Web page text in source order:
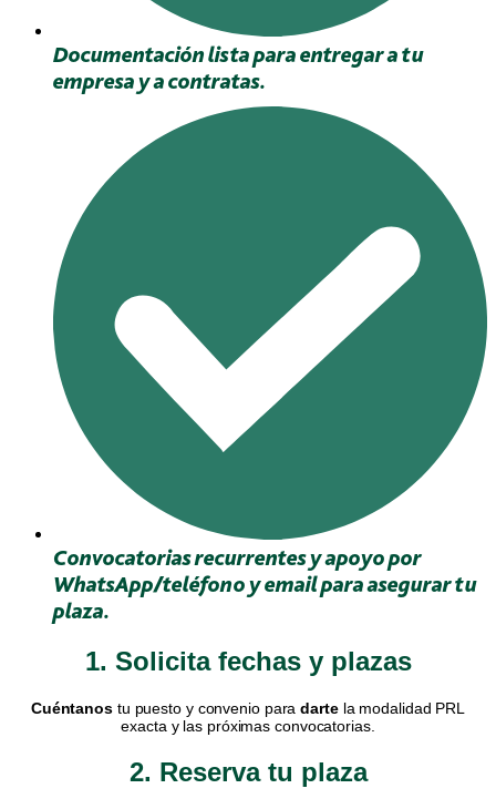
Documentación lista para entregar a tu
empresa y a contratas.
Convocatorias recurrentes y apoyo por
WhatsApp/teléfono y email para asegurar tu
plaza.
1. Solicita fechas y plazas
Cuéntanostu puesto y convenio paradartela modalidad PRL
exacta y las próximas convocatorias.
2. Reserva tu plaza